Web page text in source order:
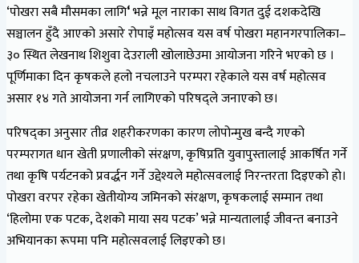
‘पोखरा सबै मौसमका लागि‘भन्ने मूल नाराका साथ विगत दुई दशकदेखि
सञ्चालन हुँदै आएको असारे रोपाइँ महोत्सव यस वर्ष पोखरा महानगरपालिका–
३० स्थित लेखनाथ शिशुवा देउराली खोलाछेउमा आयोजना गरिने भएको छ ।
पूर्णिमाका दिन कृषकले हलो नचलाउने परम्परा रहेकाले यस वर्ष महोत्सव
असार १४ गते आयोजना गर्न लागिएको परिषद्ले जनाएको छ।
परिषद्का अनुसार तीव्र शहरीकरणका कारण लोपोन्मुख बन्दै गएको
परम्परागत धान खेती प्रणालीको संरक्षण, कृषिप्रति युवापुस्तालाई आकर्षित गर्ने
तथा कृषि पर्यटनको प्रवर्द्धन गर्ने उद्देश्यले महोत्सवलाई निरन्तरता दिइएको हो।
पोखरा वरपर रहेका खेतीयोग्य जमिनको संरक्षण, कृषकलाई सम्मान तथा
‘हिलोमा एक पटक, देशको माया सय पटक’ भन्ने मान्यतालाई जीवन्त बनाउने
अभियानका रूपमा पनि महोत्सवलाई लिइएको छ।